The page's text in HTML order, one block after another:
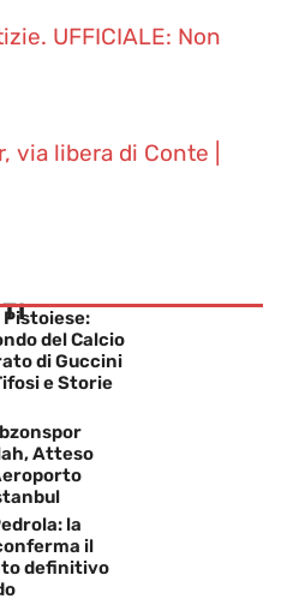
UFFICIALE: Non
via libera di Conte |
Pistoiese:
del Calcio
di Guccini
e Storie
Atteso
la
il
definitivo